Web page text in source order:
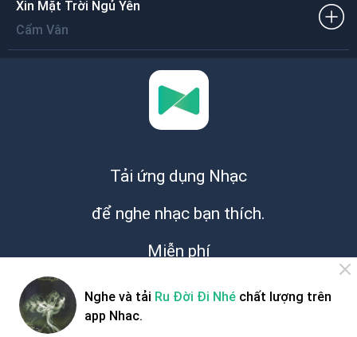
Xin Mặt Trời Ngủ Yên
Cẩm Vân
Tải ứng dụng Nhạc
để nghe nhạc bạn thích.
Miễn phí
Nghe và tải Ru Đời Đi Nhé chất lượng trên
app Nhac.